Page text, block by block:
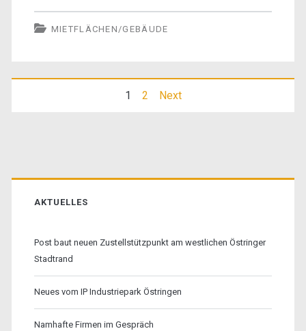
MIETFLÄCHEN/GEBÄUDE
Seitennummerierung
1 2 Next
Primäre
Sidebar
AKTUELLES
Post baut neuen Zustellstützpunkt am westlichen Östringer
Stadtrand
Neues vom IP Industriepark Östringen
Namhafte Firmen im Gespräch